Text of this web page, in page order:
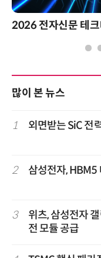
2026 전자신문 테크
많이 본 뉴스
1 외면받는 SiC 전
2 삼성전자, HBM5
3
위츠, 삼성전자
전 모듈 공급